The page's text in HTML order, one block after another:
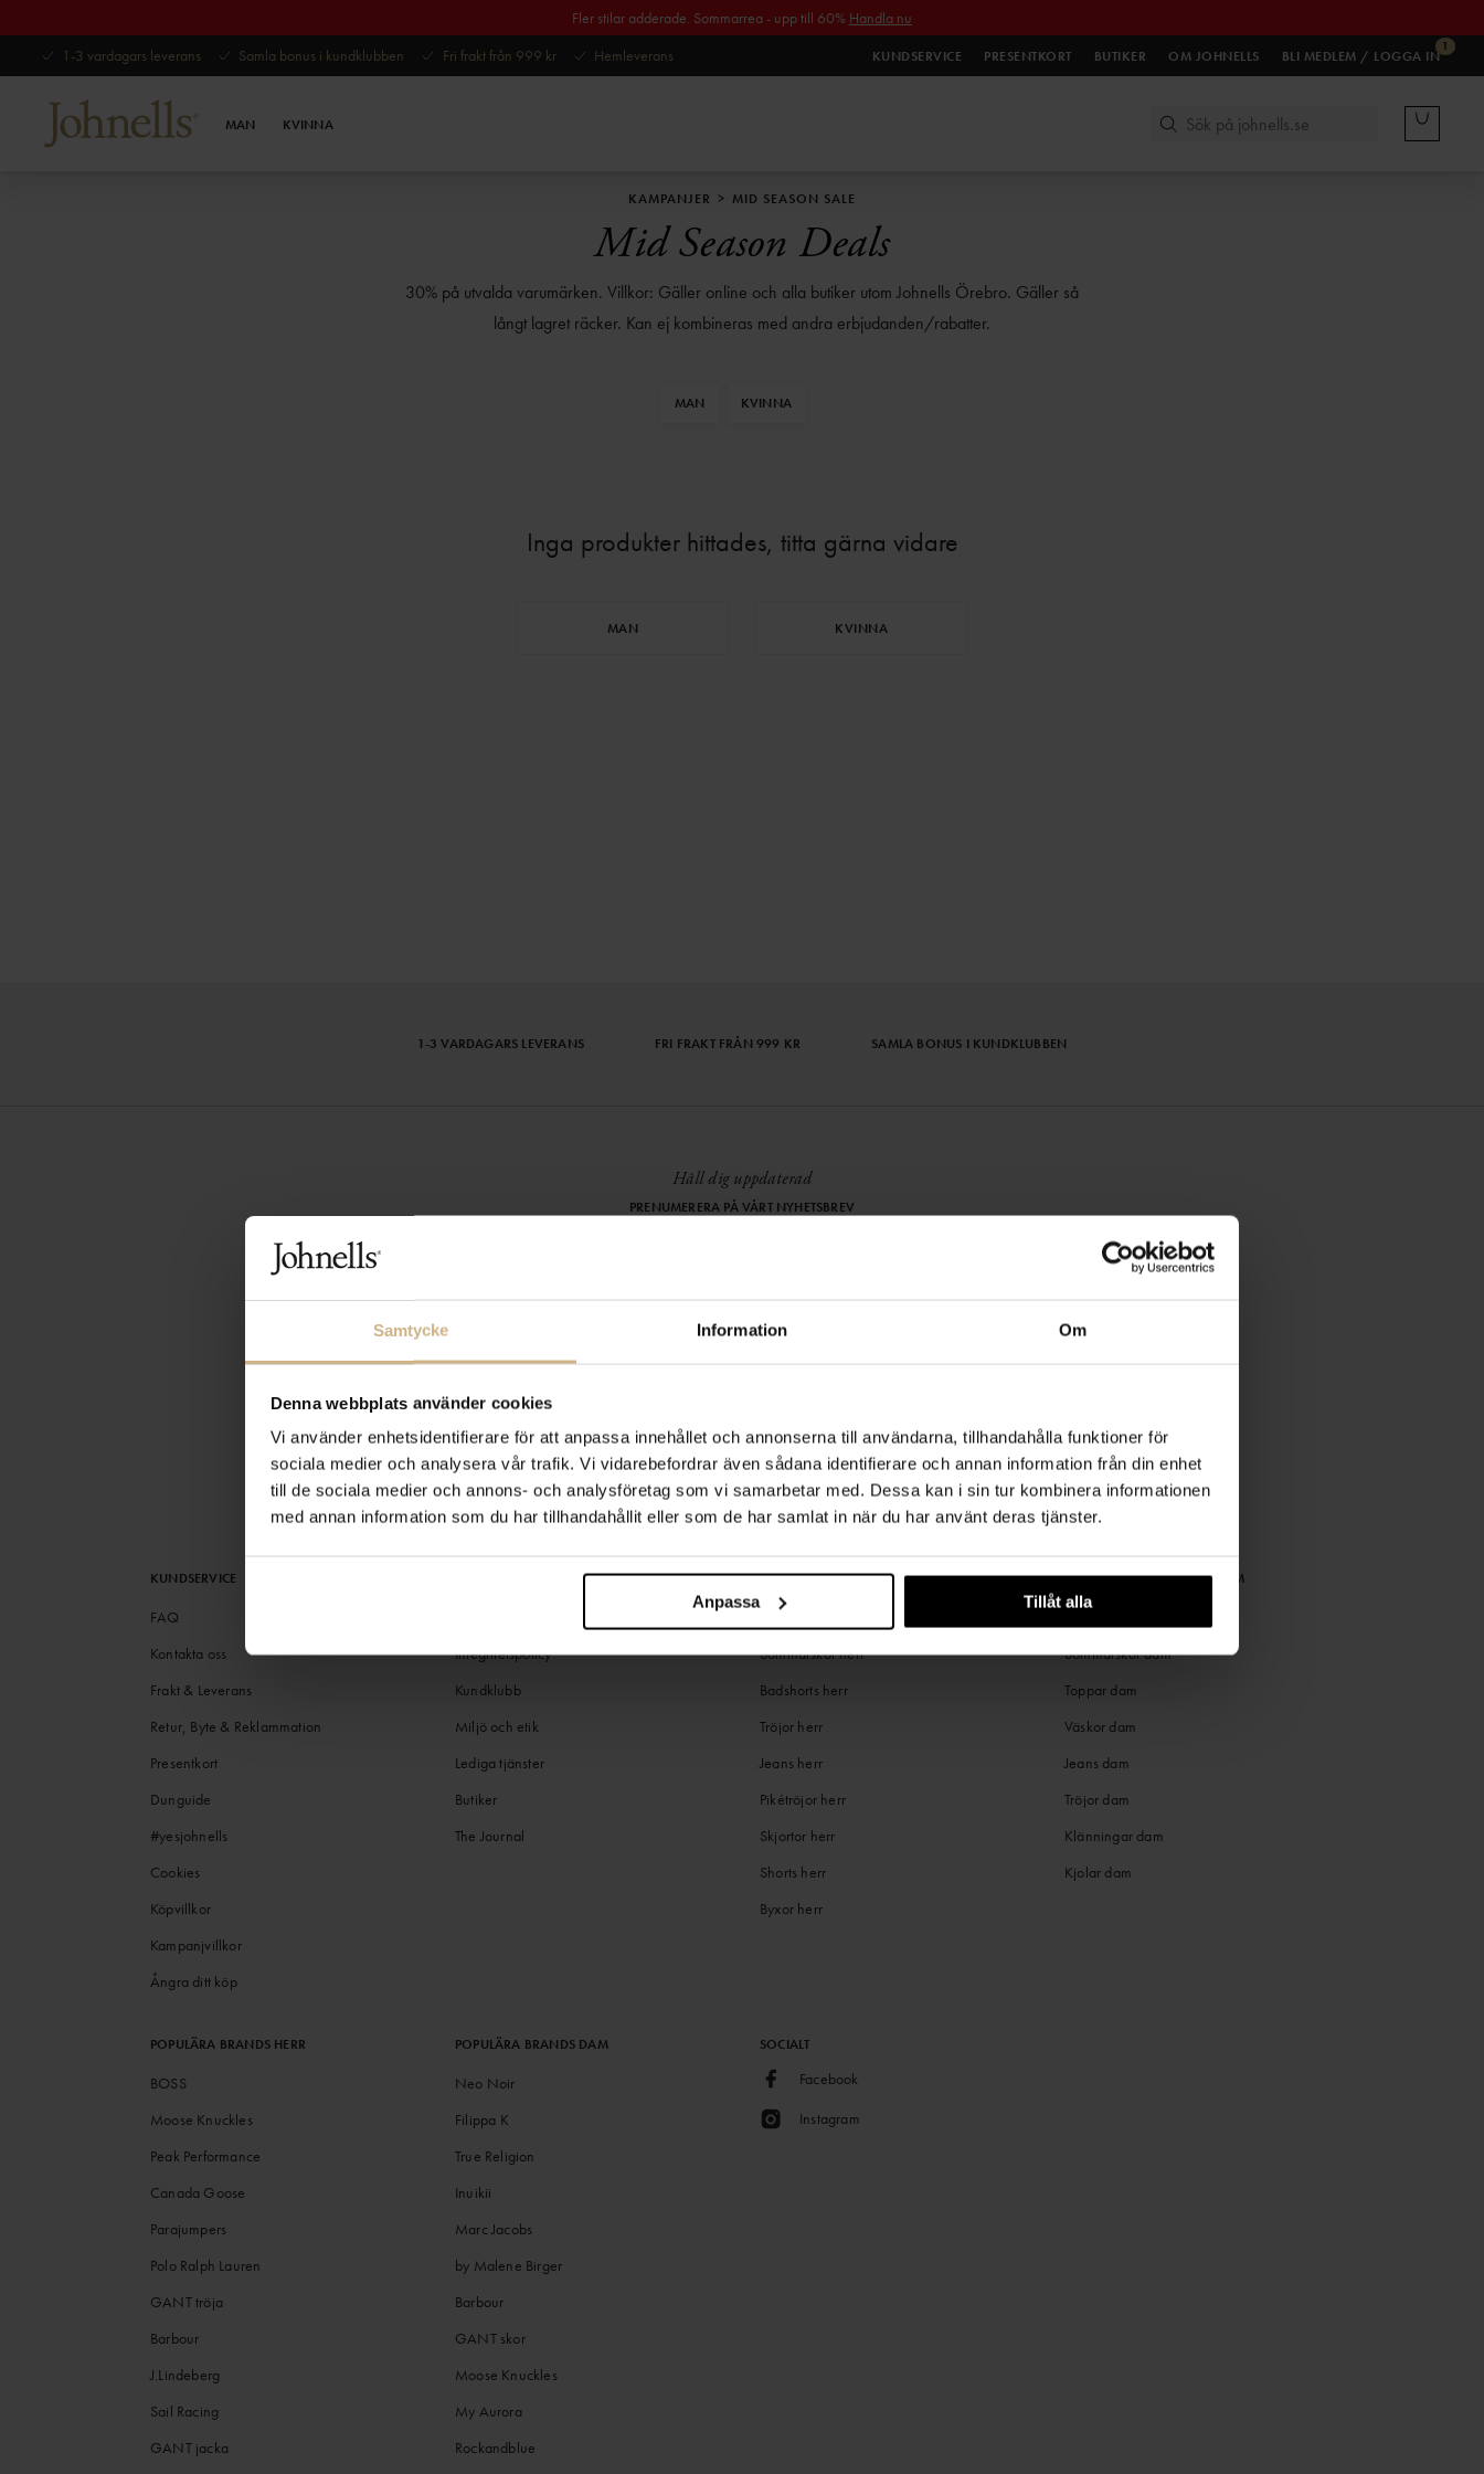
Samtycke Information Om
Denna webbplats använder cookies
Vi använder enhetsidentifierare för att anpassa innehållet och annonserna till användarna, tillhandahålla funktioner för
sociala medier och analysera vår trafik. Vi vidarebefordrar även sådana identifierare och annan information från din enhet
till de sociala medier och annons- och analysföretag som vi samarbetar med. Dessa kan i sin tur kombinera informationen
med annan information som du har tillhandahållit eller som de har samlat in när du har använt deras tjänster.
Anpassa Tillåt alla
Fler stilar adderade. Sommarrea - upp till 60% Handla nu
1-3 vardagars leverans
Samla bonus i kundklubben Fri frakt från 999 kr Hemleverans KUNDSERVICE PRESENTKORT BUTIKER OM JOHNELLS
1
BLI MEDLEM / LOGGA IN
MAN KVINNA
KAMPANJER MID SEASON SALE
Mid Season Deals
30% på utvalda varumärken. Villkor: Gäller online och alla butiker utom Johnells Örebro. Gäller så
långt lagret räcker. Kan ej kombineras med andra erbjudanden/rabatter.
MAN KVINNA
Inga produkter hittades, titta gärna vidare
MAN KVINNA
1-3 VARDAGARS LEVERANS FRI FRAKT FRÅN 999 KR SAMLA BONUS I KUNDKLUBBEN
Håll dig uppdaterad
PRENUMERERA PÅ VÅRT NYHETSBREV
HANDLA TRYGGT OCH SMIDIGT
bekväma fraktalternativ; utlämningsställe, hemleverans och paketskåp. Du får
KUNDSERVICE
FAQ
Kontakta oss
Frakt & Leverans
Retur, Byte & Reklammation
Presentkort
Dunguide
#yesjohnells
Cookies
Köpvillkor
Kampanjvillkor
Ångra ditt köp
Integritetspolicy
Kundklubb
Miljö och etik
Lediga tjänster
Butiker
The Journal
POPULÄRA KATEGORIER HERR
Sommarskor herr
Badshorts herr
Tröjor herr
Jeans herr
Pikétröjor herr
Skjortor herr
Shorts herr
Byxor herr
POPULÄRA KATEGORIER DAM
Sommarskor dam
Toppar dam
Väskor dam
Jeans dam
Tröjor dam
Klänningar dam
Kjolar dam
POPULÄRA BRANDS HERR
BOSS
Moose Knuckles
Peak Performance
Canada Goose
Parajumpers
Polo Ralph Lauren
GANT tröja
Barbour
J.Lindeberg
Sail Racing
GANT jacka
POPULÄRA BRANDS DAM
Neo Noir
Filippa K
True Religion
Inuikii
Marc Jacobs
by Malene Birger
Barbour
GANT skor
Moose Knuckles
My Aurora
Rockandblue
SOCIALT
Facebook
Instagram